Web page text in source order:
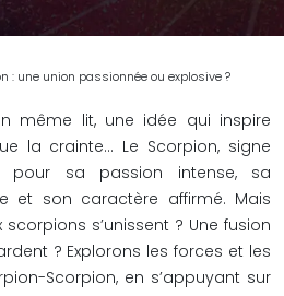
: une union passionnée ou explosive ?
même lit, une idée qui inspire
la crainte… Le Scorpion, signe
pour sa passion intense, sa
et son caractère affirmé. Mais
s’unissent ? Une fusion
? Explorons les forces et les
Scorpion, en s’appuyant sur